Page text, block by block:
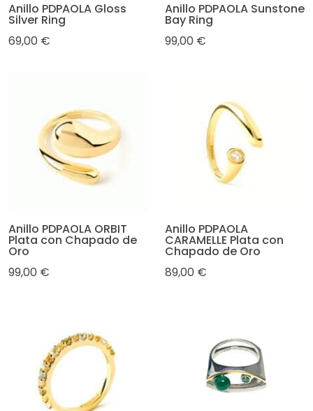
Anillo PDPAOLA Gloss
Silver Ring
69,00 €
Anillo PDPAOLA Sunstone
Bay Ring
99,00 €
Anillo PDPAOLA ORBIT
Plata con Chapado de
Oro
99,00 €
Anillo PDPAOLA
CARAMELLE Plata con
Chapado de Oro
89,00 €